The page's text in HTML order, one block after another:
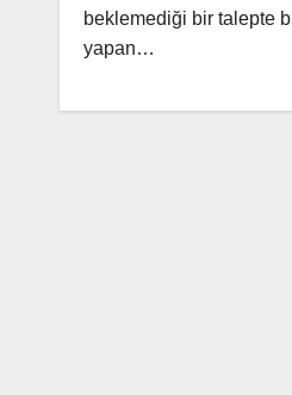
beklemediği bir talepte
yapan…